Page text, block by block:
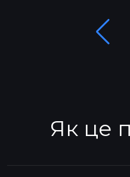
Як це